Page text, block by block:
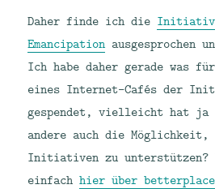
Daher finde ich die
Emancipation ausgesprochen
Ich habe daher gerade was
eines Internet-Cafés der
gespendet, vielleicht hat ja
andere auch die
Initiativen zu unterstützen?
einfachhier über